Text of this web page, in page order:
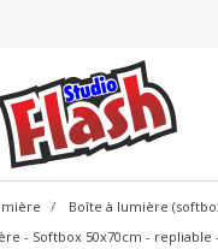
Boîte à lumière
- Softbox 50x70cm - repliable